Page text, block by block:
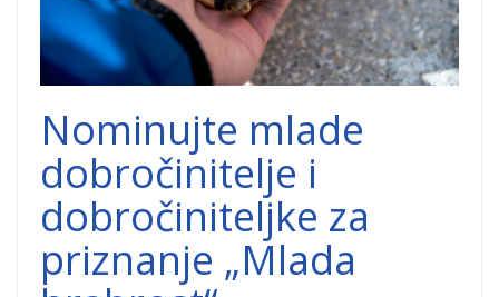
Nominujte mlade
dobročinitelje i
dobročiniteljke za
priznanje „Mlada